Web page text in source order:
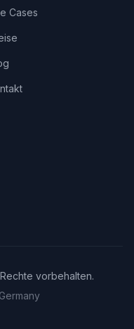
Cases
vorbehalten.